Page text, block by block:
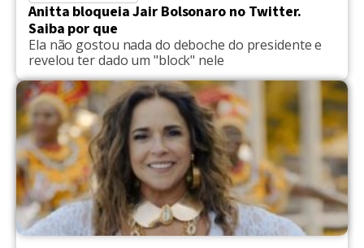
Anitta bloqueia Jair Bolsonaro no Twitter.
Saiba por que
Ela não gostou nada do deboche do presidente e
revelou ter dado um "block" nele